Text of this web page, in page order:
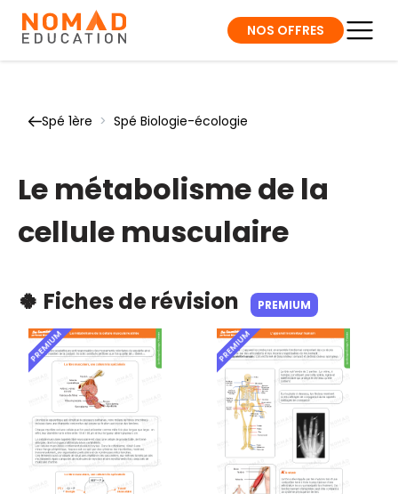
NOS OFFRES
Spé 1ère > Spé Biologie-écologie
Le métabolisme de la
cellule musculaire
🍀 Fiches de révision PREMIUM
PREMIUM PREMIUM